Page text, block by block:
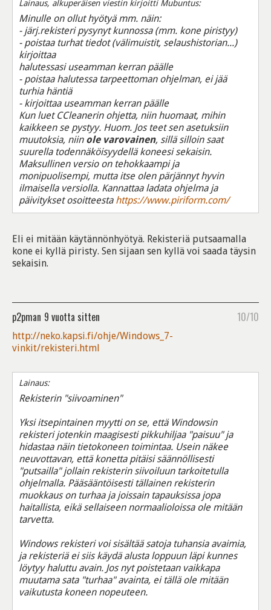
Lainaus, alkuperäisen viestin kirjoitti Mubuntus:
Minulle on ollut hyötyä mm. näin:
- järj.rekisteri pysynyt kunnossa (mm. kone piristyy)
- poistaa turhat tiedot (välimuistit, selaushistorian...)
kirjoittaa
halutessasi useamman kerran päälle
- poistaa halutessa tarpeettoman ohjelman, ei jää
turhia häntiä
- kirjoittaa useamman kerran päälle
Kun luet CCleanerin ohjetta, niin huomaat, mihin
kaikkeen se pystyy. Huom. Jos teet sen asetuksiin
muutoksia, niin ole varovainen, sillä silloin saat
suurella todennäköisyydellä koneesi sekaisin.
Maksullinen versio on tehokkaampi ja
monipuolisempi, mutta itse olen pärjännyt hyvin
ilmaisella versiolla. Kannattaa ladata ohjelma ja
päivitykset osoitteesta https://www.piriform.com/
Eli ei mitään käytännönhyötyä. Rekisteriä putsaamalla
kone ei kyllä piristy. Sen sijaan sen kyllä voi saada täysin
sekaisin.
p2pman 9 vuotta sitten 10/10
http://neko.kapsi.fi/ohje/Windows_7-
vinkit/rekisteri.html
Lainaus:
Rekisterin "siivoaminen"
Yksi itsepintainen myytti on se, että Windowsin
rekisteri jotenkin maagisesti pikkuhiljaa "paisuu" ja
hidastaa näin tietokoneen toimintaa. Usein näkee
neuvottavan, että konetta pitäisi säännöllisesti
"putsailla" jollain rekisterin siivoiluun tarkoitetulla
ohjelmalla. Pääsääntöisesti tällainen rekisterin
muokkaus on turhaa ja joissain tapauksissa jopa
haitallista, eikä sellaiseen normaalioloissa ole mitään
tarvetta.
Windows rekisteri voi sisältää satoja tuhansia avaimia,
ja rekisteriä ei siis käydä alusta loppuun läpi kunnes
löytyy haluttu avain. Jos nyt poistetaan vaikkapa
muutama sata "turhaa" avainta, ei tällä ole mitään
vaikutusta koneen nopeuteen.